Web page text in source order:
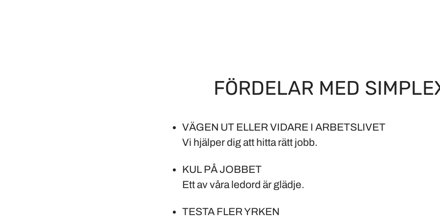
FÖRDELAR MED
VÄGEN UT ELLER VIDARE I ARBETSLIVET
Vi hjälper dig att hitta rätt jobb.
KUL PÅ JOBBET
Ett av våra ledord är glädje.
TESTA FLER YRKEN